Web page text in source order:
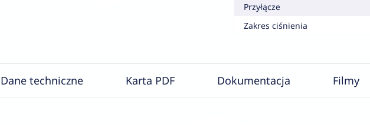
Przyłącze
Zakres ciśnienia
Dane techniczne Karta PDF Dokumentacja Filmy